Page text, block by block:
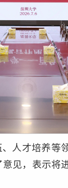
人才培养等
见，表示将